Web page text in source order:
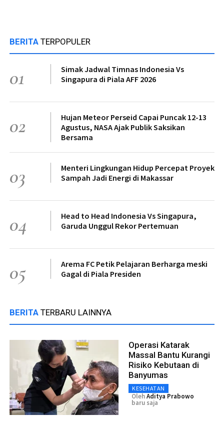
BERITA TERPOPULER
01
Simak Jadwal Timnas Indonesia Vs
Singapura di Piala AFF 2026
02
Hujan Meteor Perseid Capai Puncak 12-13
Agustus, NASA Ajak Publik Saksikan
Bersama
03
Menteri Lingkungan Hidup Percepat Proyek
Sampah Jadi Energi di Makassar
04
Head to Head Indonesia Vs Singapura,
Garuda Unggul Rekor Pertemuan
05
Arema FC Petik Pelajaran Berharga meski
Gagal di Piala Presiden
BERITA TERBARU LAINNYA
Operasi Katarak
Massal Bantu Kurangi
Risiko Kebutaan di
Banyumas
KESEHATAN
OlehAditya Prabowo
baru saja